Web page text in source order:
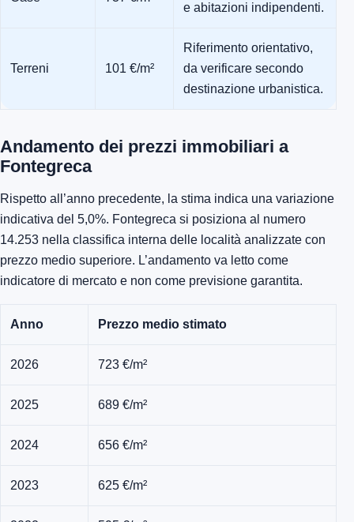
e abitazioni indipendenti.
Terreni 101 €/m²
Riferimento orientativo,
da verificare secondo
destinazione urbanistica.
Andamento dei prezzi immobiliari a
Fontegreca
Rispetto all’anno precedente, la stima indica una variazione
indicativa del 5,0%. Fontegreca si posiziona al numero
14.253 nella classifica interna delle località analizzate con
prezzo medio superiore. L’andamento va letto come
indicatore di mercato e non come previsione garantita.
Anno Prezzo medio stimato
2026 723 €/m²
2025 689 €/m²
2024 656 €/m²
2023 625 €/m²